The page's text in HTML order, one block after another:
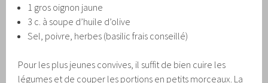
1 gros oignon jaune
3 c. à soupe d’huile d’olive
Sel, poivre, herbes (basilic frais conseillé)
Pour les plus jeunes convives, il suffit de bien cuire les
légumes et de couper les portions en petits morceaux. La